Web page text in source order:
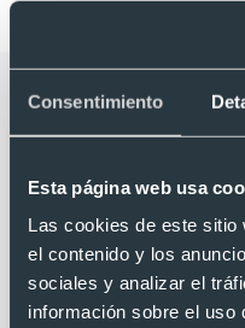
Consentimiento
Esta página web usa
Las cookies de este sitio
el contenido y los
sociales y analizar el
información sobre el uso
Categorías
personalizado
acabado rosado